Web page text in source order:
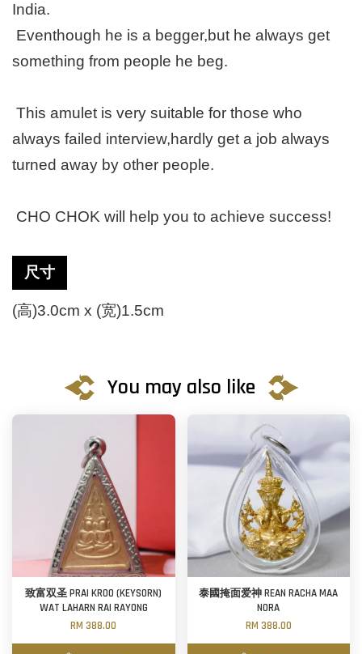
India.
Eventhough he is a begger,but he always get
something from people he beg.
This amulet is very suitable for those who
always failed interview,hardly get a job always
turned away by other people.
CHO CHOK will help you to achieve success!
尺寸
(高)3.0cm x (宽)1.5cm
You may also like
致富双圣 PRAI KROO (KEYSORN)
WAT LAHARN RAI RAYONG
RM 388.00
泰國掩面爱神 REAN RACHA MAA
NORA
RM 388.00